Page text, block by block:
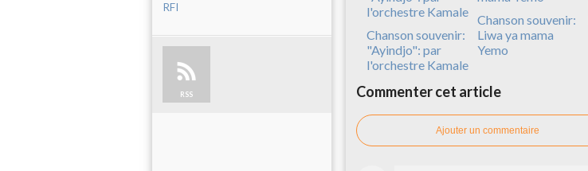
RFI
RSS
Chanson souvenir:
"Ayindjo": par
l'orchestre Kamale
Chanson souvenir:
Liwa ya mama
Yemo
Commenter cet article
Ajouter un commentaire